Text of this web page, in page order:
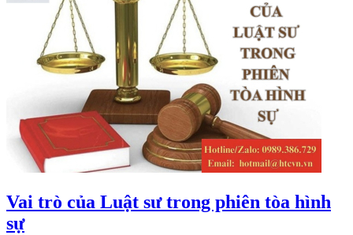
Vai trò của Luật sư trong phiên tòa hình
sự